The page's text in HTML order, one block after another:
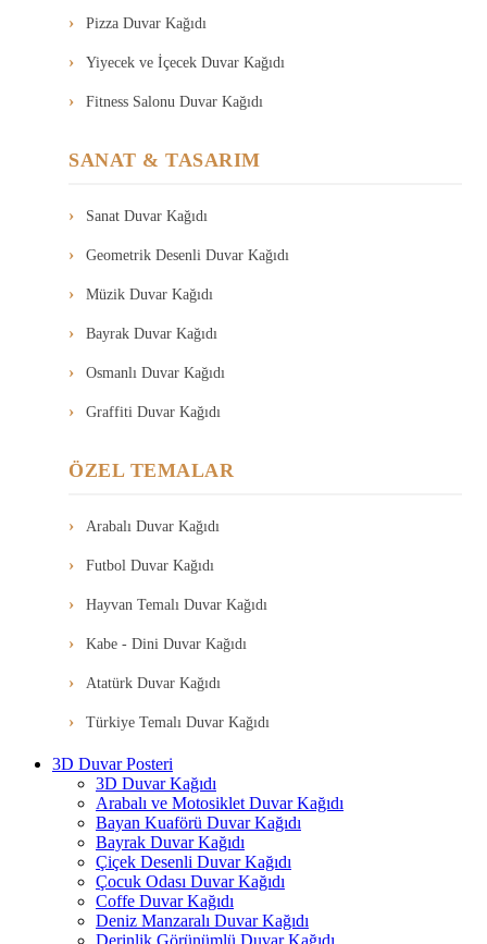
Pizza Duvar Kağıdı
Yiyecek ve İçecek Duvar Kağıdı
Fitness Salonu Duvar Kağıdı
SANAT & TASARIM
Sanat Duvar Kağıdı
Geometrik Desenli Duvar Kağıdı
Müzik Duvar Kağıdı
Bayrak Duvar Kağıdı
Osmanlı Duvar Kağıdı
Graffiti Duvar Kağıdı
ÖZEL TEMALAR
Arabalı Duvar Kağıdı
Futbol Duvar Kağıdı
Hayvan Temalı Duvar Kağıdı
Kabe - Dini Duvar Kağıdı
Atatürk Duvar Kağıdı
Türkiye Temalı Duvar Kağıdı
3D Duvar Posteri
3D Duvar Kağıdı
Arabalı ve Motosiklet Duvar Kağıdı
Bayan Kuaförü Duvar Kağıdı
Bayrak Duvar Kağıdı
Çiçek Desenli Duvar Kağıdı
Çocuk Odası Duvar Kağıdı
Coffe Duvar Kağıdı
Deniz Manzaralı Duvar Kağıdı
Derinlik Görünümlü Duvar Kağıdı